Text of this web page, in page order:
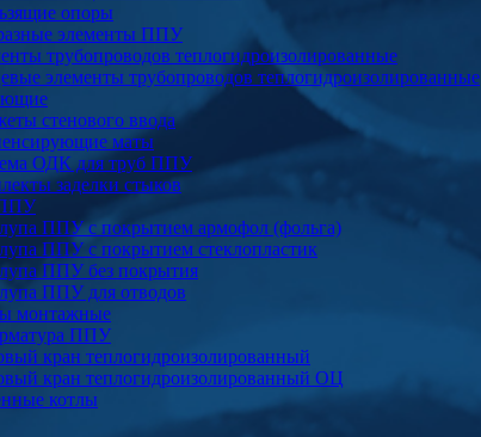
опоры
элементы ППУ
трубопроводов теплогидроизолированные
элементы трубопроводов теплогидроизолированные
стенового ввода
маты
ОДК для труб ППУ
заделки стыков
ППУ с покрытием армофол (фольга)
ППУ с покрытием стеклопластик
ППУ без покрытия
ППУ для отводов
монтажные
ППУ
кран теплогидроизолированный
кран теплогидроизолированный ОЦ
котлы